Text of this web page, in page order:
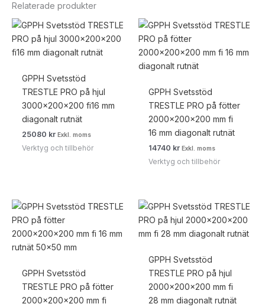
Relaterade produkter
GPPH Svetsstöd
TRESTLE PRO på hjul
3000x200x200 fi16 mm
diagonalt rutnät
25080 kr Exkl. moms
Verktyg och tillbehör
GPPH Svetsstöd
TRESTLE PRO på fötter
2000x200x200 mm fi
16 mm diagonalt rutnät
14740 kr Exkl. moms
Verktyg och tillbehör
GPPH Svetsstöd
TRESTLE PRO på fötter
2000x200x200 mm fi
GPPH Svetsstöd
TRESTLE PRO på hjul
2000x200x200 mm fi
28 mm diagonalt rutnät